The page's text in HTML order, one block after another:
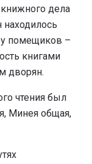
дела
находилось
у помещиков –
книгами
дворян.
чтения был
Минея общая,